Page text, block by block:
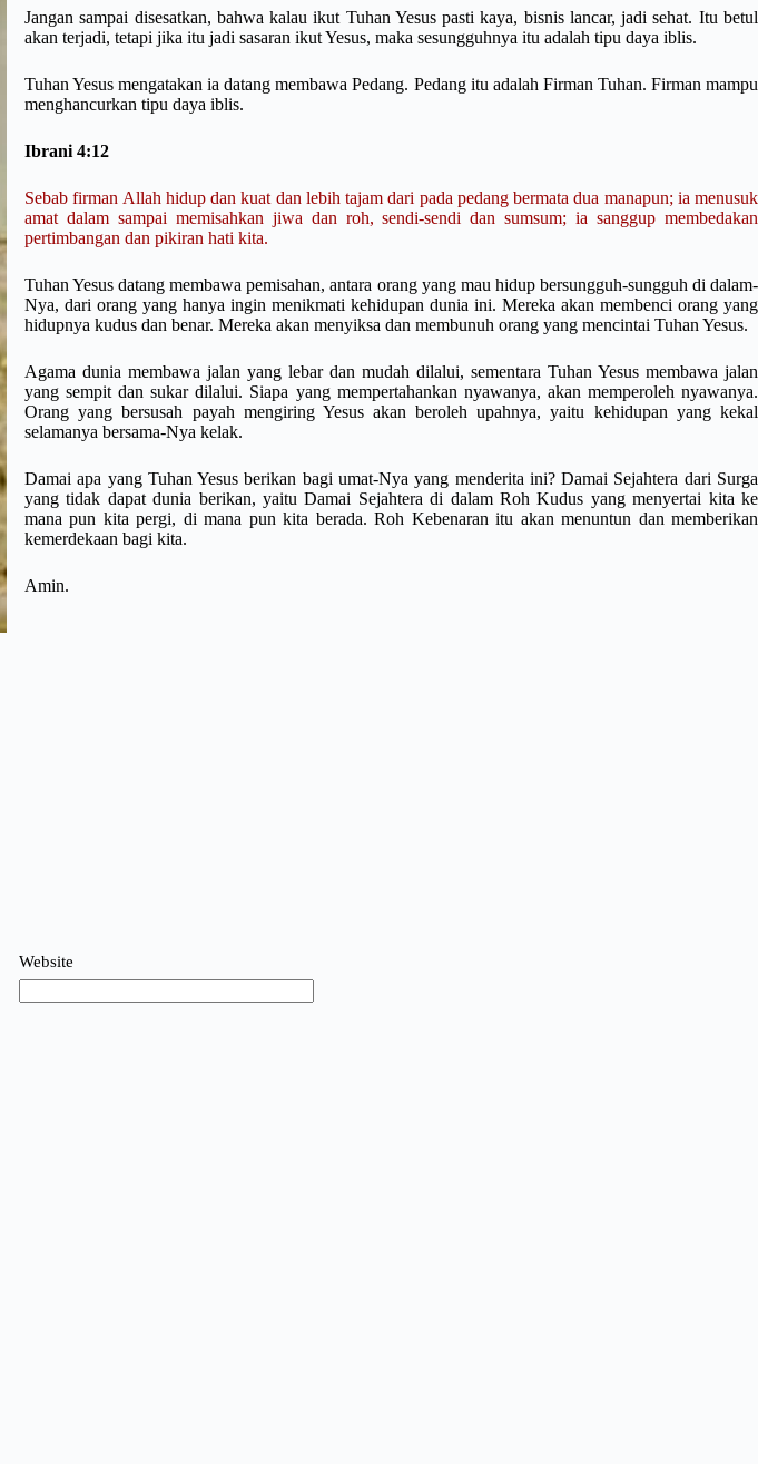
Jangan sampai disesatkan, bahwa kalau ikut Tuhan Yesus pasti kaya, bisnis lancar, jadi sehat. Itu betul
akan terjadi, tetapi jika itu jadi sasaran ikut Yesus, maka sesungguhnya itu adalah tipu daya iblis.
Tuhan Yesus mengatakan ia datang membawa Pedang. Pedang itu adalah Firman Tuhan. Firman mampu
menghancurkan tipu daya iblis.
Ibrani 4:12
Sebab firman Allah hidup dan kuat dan lebih tajam dari pada pedang bermata dua manapun; ia menusuk
amat dalam sampai memisahkan jiwa dan roh, sendi-sendi dan sumsum; ia sanggup membedakan
pertimbangan dan pikiran hati kita.
Tuhan Yesus datang membawa pemisahan, antara orang yang mau hidup bersungguh-sungguh di dalam-
Nya, dari orang yang hanya ingin menikmati kehidupan dunia ini. Mereka akan membenci orang yang
hidupnya kudus dan benar. Mereka akan menyiksa dan membunuh orang yang mencintai Tuhan Yesus.
Agama dunia membawa jalan yang lebar dan mudah dilalui, sementara Tuhan Yesus membawa jalan
yang sempit dan sukar dilalui. Siapa yang mempertahankan nyawanya, akan memperoleh nyawanya.
Orang yang bersusah payah mengiring Yesus akan beroleh upahnya, yaitu kehidupan yang kekal
selamanya bersama-Nya kelak.
Damai apa yang Tuhan Yesus berikan bagi umat-Nya yang menderita ini? Damai Sejahtera dari Surga
yang tidak dapat dunia berikan, yaitu Damai Sejahtera di dalam Roh Kudus yang menyertai kita ke
mana pun kita pergi, di mana pun kita berada. Roh Kebenaran itu akan menuntun dan memberikan
kemerdekaan bagi kita.
Amin.
Website